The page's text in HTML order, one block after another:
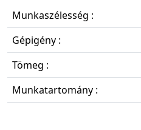
Munkaszélesség :
Gépigény :
Tömeg :
Munkatartomány :